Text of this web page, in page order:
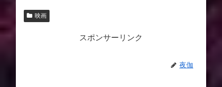
映画
スポンサーリンク
夜伽